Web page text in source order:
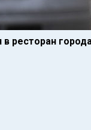
ресторан